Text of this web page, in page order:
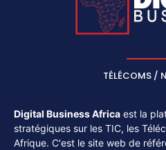
TÉLÉCOMS /
Digital Business Africa est la
stratégiques sur les TIC, les
Afrique. C'est le site web de